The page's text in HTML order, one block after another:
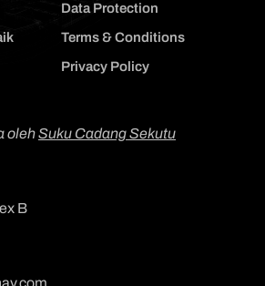
Data Protection
Terms & Conditions
Privacy Policy
olehSuku Cadang Sekutu
B